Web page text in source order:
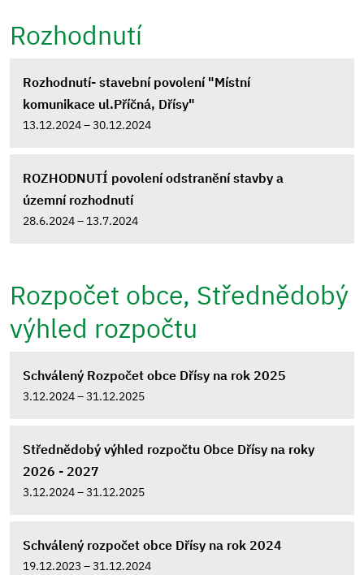
Rozhodnutí
Rozhodnutí- stavební povolení "Místní
komunikace ul.Příčná, Dřísy"
13.12.2024 – 30.12.2024
ROZHODNUTÍ povolení odstranění stavby a
územní rozhodnutí
28.6.2024 – 13.7.2024
Rozpočet obce, Střednědobý
výhled rozpočtu
Schválený Rozpočet obce Dřísy na rok 2025
3.12.2024 – 31.12.2025
Střednědobý výhled rozpočtu Obce Dřísy na roky
2026 - 2027
3.12.2024 – 31.12.2025
Schválený rozpočet obce Dřísy na rok 2024
19.12.2023 – 31.12.2024